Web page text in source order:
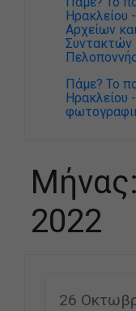
Ηρακλείου
Αρχείων
Συντακτών
Πάμε? Το
Ηρακλείου
Μήνας:
2022
26